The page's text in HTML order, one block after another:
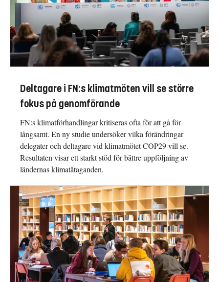
Deltagare i FN:s klimatmöten vill se större
fokus på genomförande
FN:s klimatförhandlingar kritiseras ofta för att gå för
långsamt. En ny studie undersöker vilka förändringar
delegater och deltagare vid klimatmötet COP29 vill se.
Resultaten visar ett starkt stöd för bättre uppföljning av
ländernas klimatåtaganden.